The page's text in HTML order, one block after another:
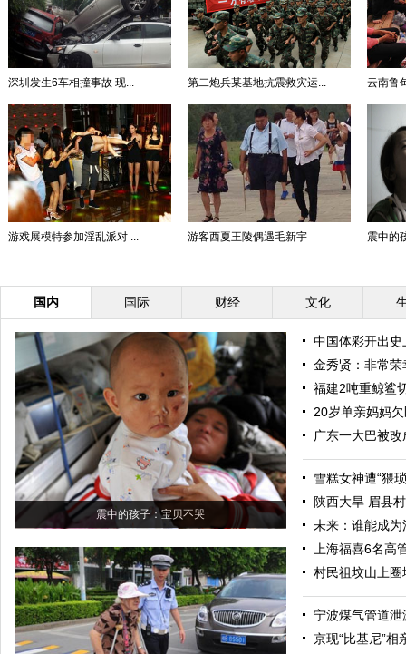
深圳发生6车相撞事故 现... 第二炮兵某基地抗震救灾运... 云南鲁
游戏展模特参加淫乱派对 ... 游客西夏王陵偶遇毛新宇 震中的
国内 国际 财经 文化
震中的孩子：宝贝不哭
中国体彩开出
金秀贤：非常
福建2吨重鲸鲨
20岁单亲妈妈
广东一大巴被改
雪糕女神遭“猥
陕西大旱 眉县
未来：谁能成
上海福喜6名高
村民祖坟山上圈
宁波煤气管道
京现“比基尼”相